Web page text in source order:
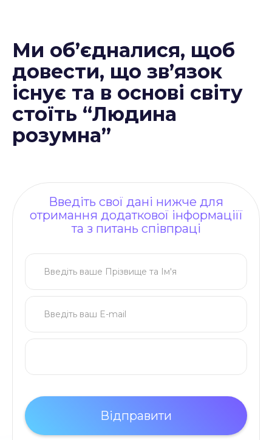
Ми об’єдналися, щоб
довести, що зв’язок
існує та в основі світу
стоїть “Людина
розумна”
Введіть свої дані нижче для
отримання додаткової інформаціїї
та з питань співпраці